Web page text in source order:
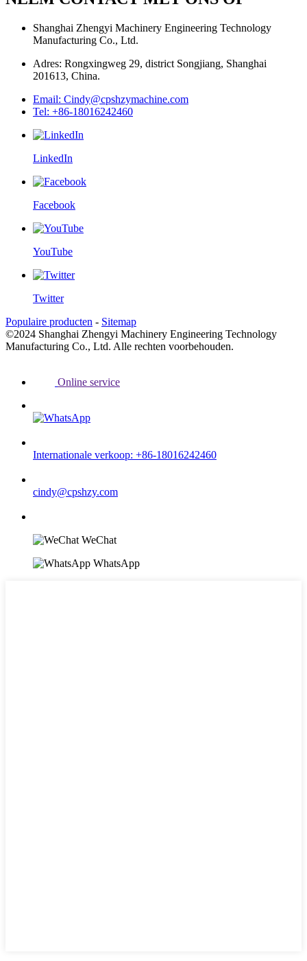
Shanghai Zhengyi Machinery Engineering Technology
Manufacturing Co., Ltd.
Adres: Rongxingweg 29, district Songjiang, Shanghai
201613, China.
Email: Cindy@cpshzymachine.com
Tel: +86-18016242460
LinkedIn
Facebook
YouTube
Twitter
Populaire producten - Sitemap
©2024 Shanghai Zhengyi Machinery Engineering Technology
Manufacturing Co., Ltd. Alle rechten voorbehouden.
Online service
Internationale verkoop: +86-18016242460
cindy@cpshzy.com
WeChat
WhatsApp